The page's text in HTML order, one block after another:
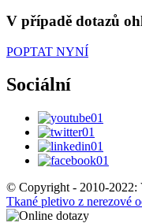
V případě dotazů
POPTAT NYNÍ
Sociální
© Copyright - 2010-2022:
Tkané pletivo z nerezové